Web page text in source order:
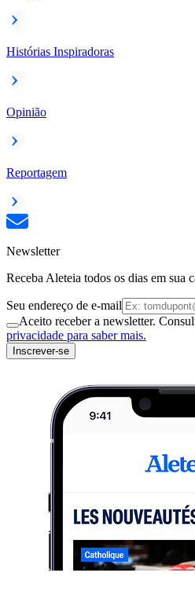
Histórias Inspiradoras
Opinião
Reportagem
Newsletter
Receba Aleteia todos os dias em sua
Seu endereço de e-mail
Aceito receber a newsletter.
privacidade para saber mais.
Inscrever-se